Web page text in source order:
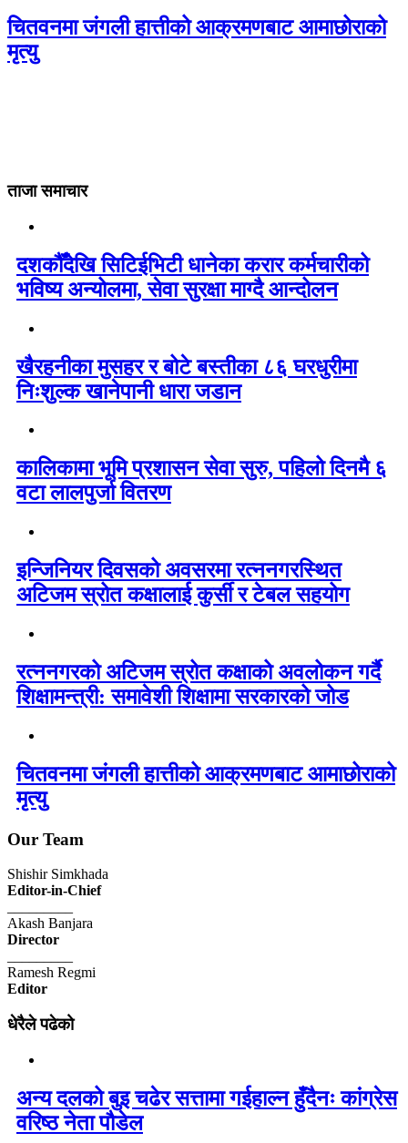
चितवनमा जंगली हात्तीको आक्रमणबाट आमाछोराको
मृत्यु
ताजा समाचार
दशकौँदेखि सिटिईभिटी धानेका करार कर्मचारीको
भविष्य अन्योलमा, सेवा सुरक्षा माग्दै आन्दोलन
खैरहनीका मुसहर र बोटे बस्तीका ८६ घरधुरीमा
निःशुल्क खानेपानी धारा जडान
कालिकामा भूमि प्रशासन सेवा सुरु, पहिलो दिनमै ६
वटा लालपुर्जा वितरण
इन्जिनियर दिवसको अवसरमा रत्ननगरस्थित
अटिजम स्रोत कक्षालाई कुर्सी र टेबल सहयोग
रत्ननगरको अटिजम स्रोत कक्षाको अवलोकन गर्दै
शिक्षामन्त्री: समावेशी शिक्षामा सरकारको जोड
चितवनमा जंगली हात्तीको आक्रमणबाट आमाछोराको
मृत्यु
Our Team
Shishir Simkhada
Editor-in-Chief
Akash Banjara
Director
Ramesh Regmi
Editor
धेरैले पढेको
अन्य दलको बुइ चढेर सत्तामा गईहाल्न हुँदैनः कांग्रेस
वरिष्ठ नेता पौडेल